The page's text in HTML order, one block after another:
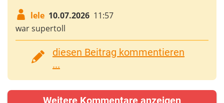
lele 10.07.2026 11:57
war supertoll
diesen Beitrag kommentieren
...